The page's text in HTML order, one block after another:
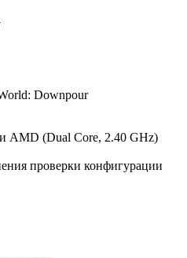
Downpour
AMD (Dual Core, 2.40 GHz)
проверки конфигурации